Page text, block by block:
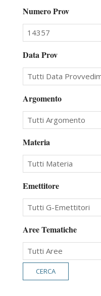
Numero Prov
Data Prov
Argomento
Materia
Emettitore
Aree Tematiche